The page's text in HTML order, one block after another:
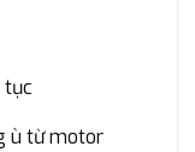
tục
ù từ motor